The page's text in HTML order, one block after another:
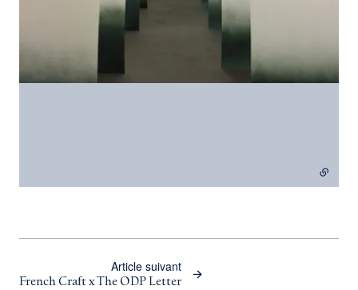
Article suivant
French Craft x The ODP Letter